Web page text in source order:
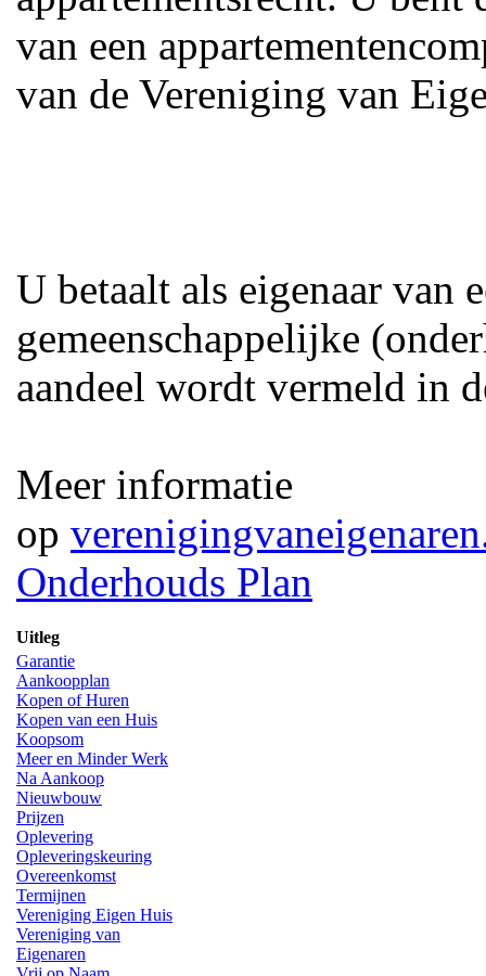
van een
van de Vereniging van
U betaalt als eigenaar van
gemeenschappelijke
aandeel wordt vermeld in
Meer informatie
op
Onderhouds Plan
Uitleg
Garantie
Aankoopplan
Kopen of Huren
Kopen van een Huis
Koopsom
Meer en Minder Werk
Na Aankoop
Nieuwbouw
Prijzen
Oplevering
Opleveringskeuring
Overeenkomst
Termijnen
Vereniging Eigen Huis
Vereniging van
Eigenaren